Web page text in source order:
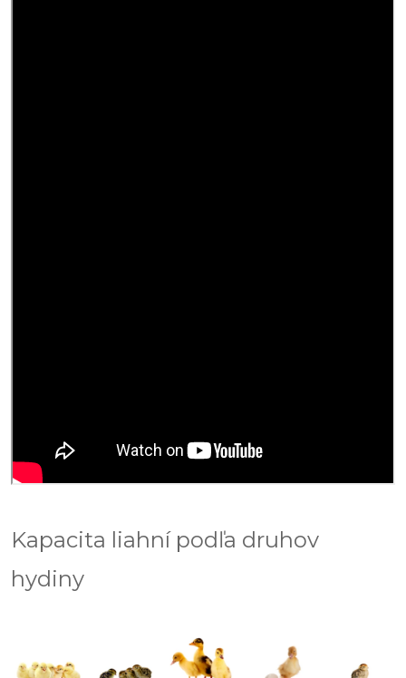
Kapacita liahní podľa druhov
hydiny